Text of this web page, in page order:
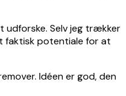
udforske. Selv jeg trækker
faktisk potentiale for at
Idéen er god, den